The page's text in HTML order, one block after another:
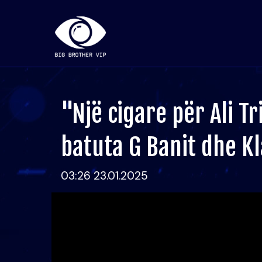
"Një cigare për Ali
batuta G Banit dhe
03:26 23.01.2025